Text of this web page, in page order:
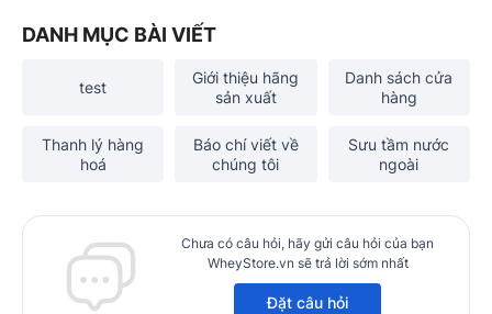
DANH MỤC BÀI VIẾT
test
Giới thiệu hãng
sản xuất
Danh sách cửa
hàng
Thanh lý hàng
hoá
Báo chí viết về
chúng tôi
Sưu tầm nước
ngoài
Chưa có câu hỏi, hãy gửi câu hỏi của bạn
WheyStore.vn sẽ trả lời sớm nhất
Đặt câu hỏi